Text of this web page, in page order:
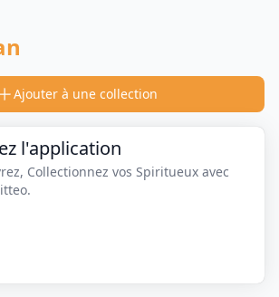
Ajouter à une collection
l'application
Collectionnez vos Spiritueux avec